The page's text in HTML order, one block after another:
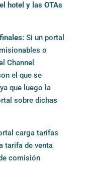
hotel y las OTAs
Si un portal
o
Channel
el que se
que luego la
sobre dichas
carga tarifas
tarifa de venta
comisión